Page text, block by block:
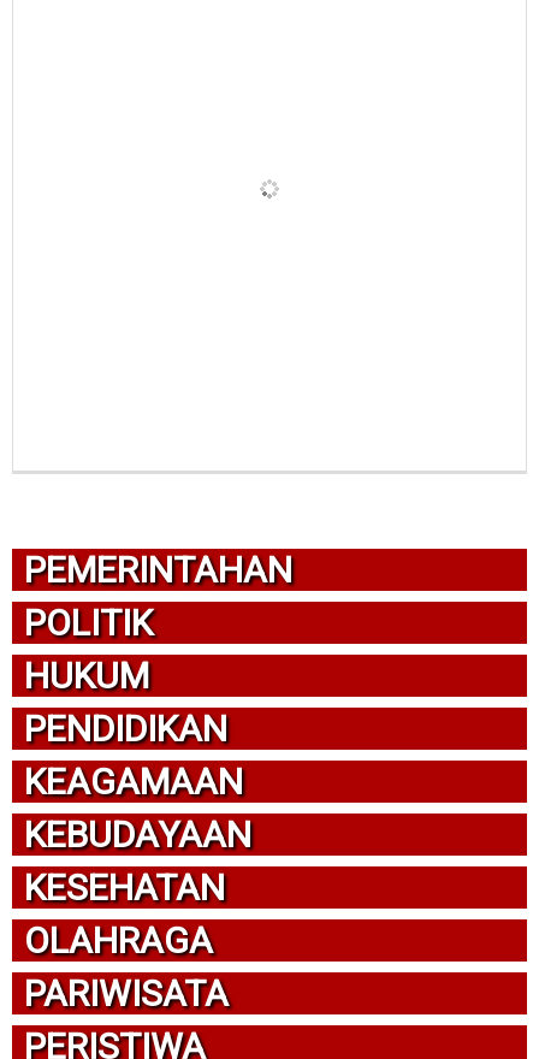
PEMERINTAHAN
POLITIK
HUKUM
PENDIDIKAN
KEAGAMAAN
KEBUDAYAAN
KESEHATAN
OLAHRAGA
PARIWISATA
PERISTIWA